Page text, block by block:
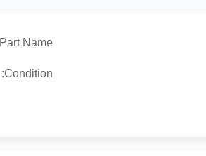
Part Name:
Condition: